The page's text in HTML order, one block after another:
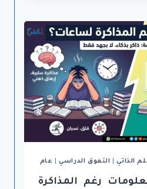
الذاتي| التفوق الدراسي| عام
رغم المذاكرة